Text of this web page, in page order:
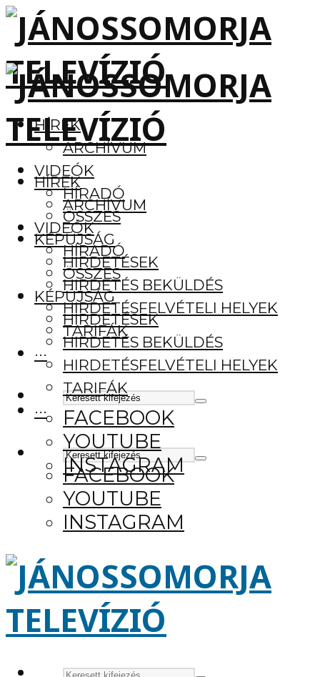
HÍREK
ARCHÍVUM
VIDEÓK
HÍRADÓ
ÖSSZES
KÉPÚJSÁG
HIRDETÉSEK
HIRDETÉS BEKÜLDÉS
HIRDETÉSFELVÉTELI HELYEK
TARIFÁK
···
FACEBOOK
YOUTUBE
INSTAGRAM
HÍREK
ARCHÍVUM
VIDEÓK
HÍRADÓ
ÖSSZES
KÉPÚJSÁG
HIRDETÉSEK
HIRDETÉS BEKÜLDÉS
HIRDETÉSFELVÉTELI HELYEK
TARIFÁK
···
FACEBOOK
YOUTUBE
INSTAGRAM